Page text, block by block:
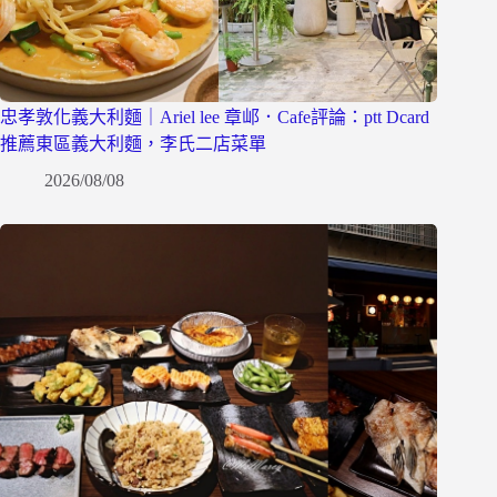
忠孝敦化義大利麵｜Ariel lee 章邖．Cafe評論：ptt Dcard
推薦東區義大利麵，李氏二店菜單
2026/08/08